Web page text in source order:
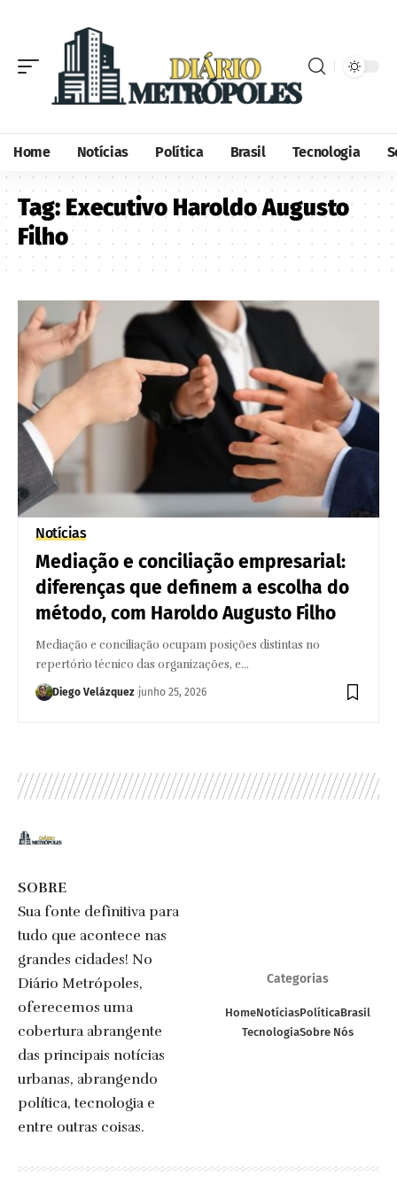
Home Notícias Política Brasil Tecnologia
Tag: Executivo Haroldo Augusto
Filho
Notícias
Mediação e conciliação empresarial:
diferenças que definem a escolha do
método, com Haroldo Augusto Filho
Mediação e conciliação ocupam posições distintas no
repertório técnico das organizações, e…
Diego Velázquez junho 25, 2026
SOBRE
Sua fonte definitiva para
tudo que acontece nas
grandes cidades! No
Diário Metrópoles,
oferecemos uma
cobertura abrangente
das principais notícias
urbanas, abrangendo
política, tecnologia e
entre outras coisas.
Categorias
HomeNotíciasPolíticaBrasil
TecnologiaSobre Nós